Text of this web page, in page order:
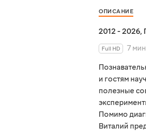
ОПИСАНИЕ
2012 - 2026,
Full HD
7
и гостям
полезные
Помимо
Виталий